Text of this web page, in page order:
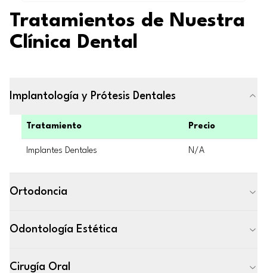
Tratamientos de Nuestra
Clínica Dental
Implantología y Prótesis Dentales
Tratamiento Precio
Implantes Dentales N/A
Ortodoncia
Odontología Estética
Cirugía Oral